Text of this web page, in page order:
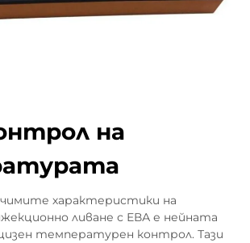
на
характеристики на
ливане с ЕВА е нейната
температурен контрол. Тази